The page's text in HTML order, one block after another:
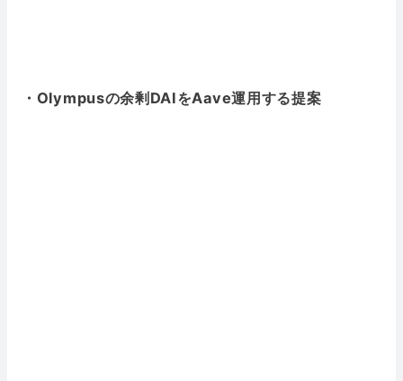
・Olympusの余剰DAIをAave運用する提案